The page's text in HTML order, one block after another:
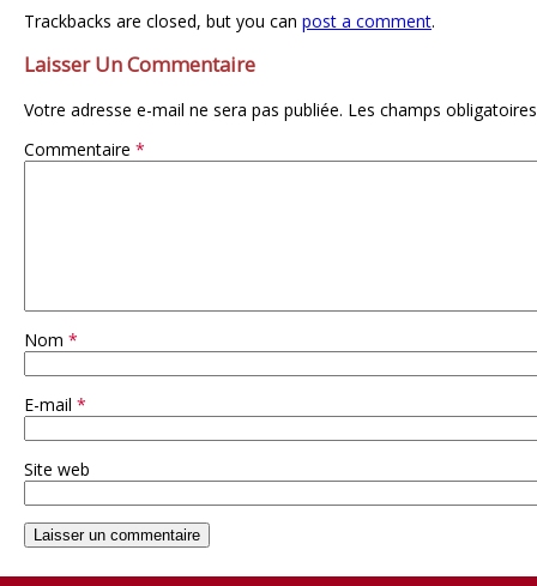
Trackbacks are closed, but you can post a comment.
Laisser Un Commentaire
Votre adresse e-mail ne sera pas publiée. Les champs
Commentaire *
Nom *
E-mail *
Site web